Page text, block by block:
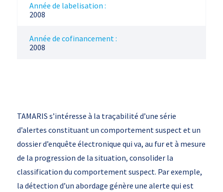
Année de labelisation :
2008
Année de cofinancement :
2008
TAMARIS s’intéresse à la traçabilité d’une série
d’alertes constituant un comportement suspect et un
dossier d’enquête électronique qui va, au fur et à mesure
de la progression de la situation, consolider la
classification du comportement suspect. Par exemple,
la détection d’un abordage génère une alerte qui est